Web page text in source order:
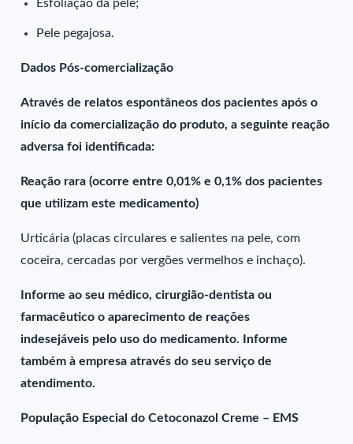
Esfoliação da pele;
Pele pegajosa.
Dados Pós-comercialização
Através de relatos espontâneos dos pacientes após o
início da comercialização do produto, a seguinte reação
adversa foi identificada:
Reação rara (ocorre entre 0,01% e 0,1% dos pacientes
que utilizam este medicamento)
Urticária (placas circulares e salientes na pele, com
coceira, cercadas por vergões vermelhos e inchaço).
Informe ao seu médico, cirurgião-dentista ou
farmacêutico o aparecimento de reações
indesejáveis pelo uso do medicamento. Informe
também à empresa através do seu serviço de
atendimento.
População Especial do Cetoconazol Creme – EMS